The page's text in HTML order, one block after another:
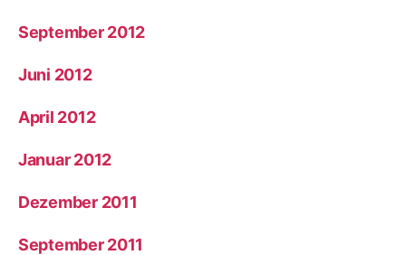
September 2012
Juni 2012
April 2012
Januar 2012
Dezember 2011
September 2011